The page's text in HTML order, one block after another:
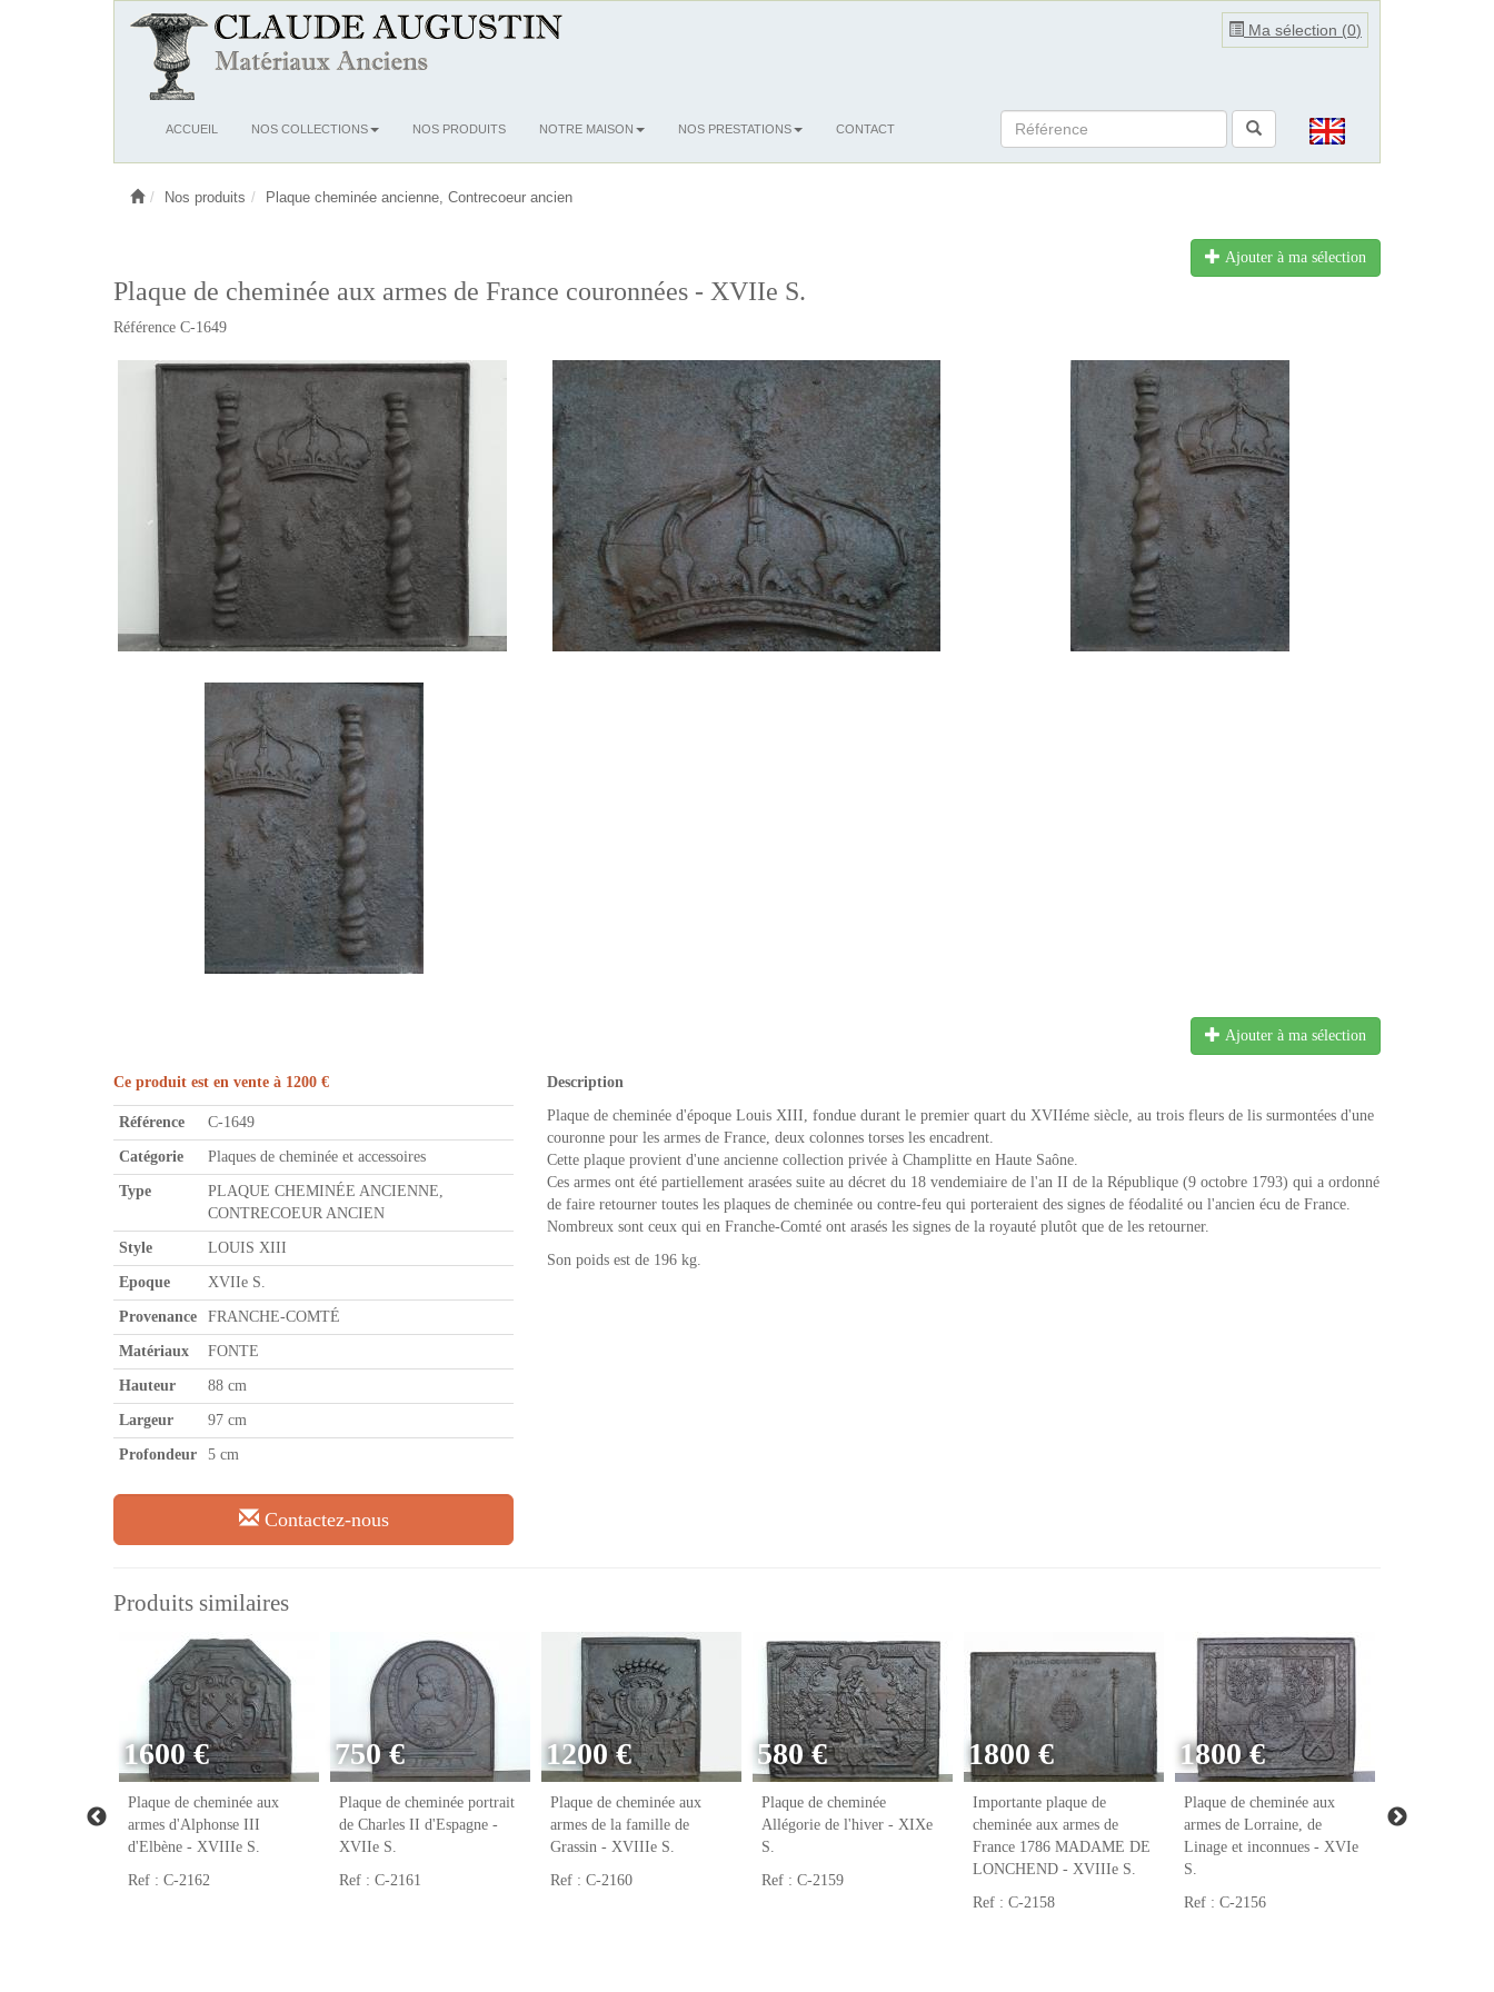
Ma sélection (0)
OuvrirACCUEIL NOS COLLECTIONS NOS PRODUITS NOTRE MAISON NOS PRESTATIONS CONTACT
Nos produits Plaque cheminée ancienne, Contrecoeur ancien
Ajouter à ma sélection
Plaque de cheminée aux armes de France couronnées - XVIIe S.
Référence C-1649
Ajouter à ma sélection
Ce produit est en vente à 1200 €
Référence C-1649
Catégorie Plaques de cheminée et accessoires
Type
PLAQUE CHEMINÉE ANCIENNE,
CONTRECOEUR ANCIEN
Style LOUIS XIII
Epoque XVIIe S.
Provenance FRANCHE-COMTÉ
Matériaux FONTE
Hauteur 88 cm
Largeur 97 cm
Profondeur 5 cm
Contactez-nous
Description
Plaque de cheminée d'époque Louis XIII, fondue durant le premier quart du XVIIéme siècle, au trois fleurs de lis surmontées d'une
couronne pour les armes de France, deux colonnes torses les encadrent.
Cette plaque provient d'une ancienne collection privée à Champlitte en Haute Saône.
Ces armes ont été partiellement arasées suite au décret du 18 vendemiaire de l'an II de la République (9 octobre 1793) qui a ordonné
de faire retourner toutes les plaques de cheminée ou contre-feu qui porteraient des signes de féodalité ou l'ancien écu de France.
Nombreux sont ceux qui en Franche-Comté ont arasés les signes de la royauté plutôt que de les retourner.
Son poids est de 196 kg.
Produits similaires
1600 €
Plaque de cheminée aux
armes d'Alphonse III
d'Elbène - XVIIIe S.
Ref : C-2162
750 €
Plaque de cheminée portrait
de Charles II d'Espagne -
XVIIe S.
Ref : C-2161
1200 €
Plaque de cheminée aux
armes de la famille de
Grassin - XVIIIe S.
Ref : C-2160
580 €
Plaque de cheminée
Allégorie de l'hiver - XIXe
S.
Ref : C-2159
1800 €
Importante plaque de
cheminée aux armes de
France 1786 MADAME DE
LONCHEND - XVIIIe S.
Ref : C-2158
1800 €
Plaque de cheminée aux
armes de Lorraine, de
Linage et inconnues - XVIe
S.
Ref : C-2156
Plaque de
armes de